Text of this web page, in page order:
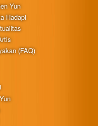
Yun
Hadapi
(FAQ)